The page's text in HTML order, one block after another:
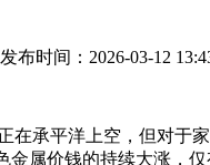
发布时间：2026-03-12
承平洋上空，但对于
属价钱的持续大涨，